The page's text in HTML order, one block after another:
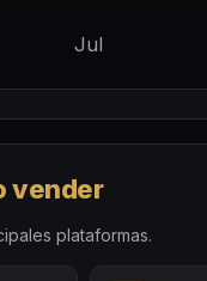
Jul
vender
plataformas.